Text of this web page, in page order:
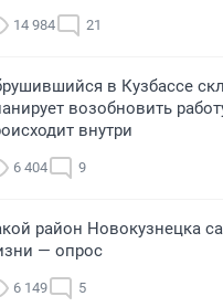
14 984 21
в Кузбассе
возобновить
внутри
6 404 9
район Новокузнецка
— опрос
6 149 5